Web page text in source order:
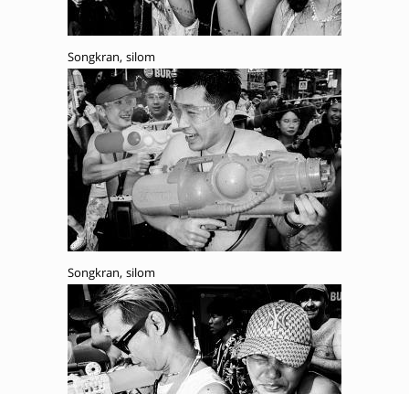
Songkran, silom
Songkran, silom